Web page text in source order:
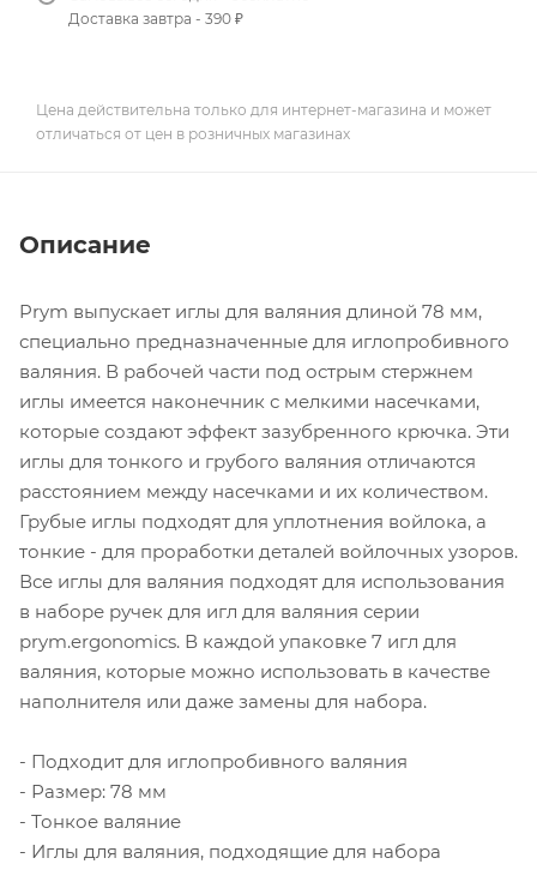
Доставка завтра - 390 ₽
Цена действительна только для интернет-магазина и может
отличаться от цен в розничных магазинах
Описание
Prym выпускает иглы для валяния длиной 78 мм,
специально предназначенные для иглопробивного
валяния. В рабочей части под острым стержнем
иглы имеется наконечник с мелкими насечками,
которые создают эффект зазубренного крючка. Эти
иглы для тонкого и грубого валяния отличаются
расстоянием между насечками и их количеством.
Грубые иглы подходят для уплотнения войлока, а
тонкие - для проработки деталей войлочных узоров.
Все иглы для валяния подходят для использования
в наборе ручек для игл для валяния серии
prym.ergonomics. В каждой упаковке 7 игл для
валяния, которые можно использовать в качестве
наполнителя или даже замены для набора.
- Подходит для иглопробивного валяния
- Размер: 78 мм
- Тонкое валяние
- Иглы для валяния, подходящие для набора